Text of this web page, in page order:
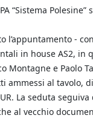
“Sistema
l’appuntamento -
in house AS2,
Montagne e Paolo
ammessi al tavolo,
La seduta
al vecchio